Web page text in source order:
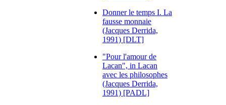
Donner le temps I. La
fausse monnaie
(Jacques Derrida,
1991) [DLT]
"Pour l'amour de
Lacan", in Lacan
avec les philosophes
(Jacques Derrida,
1991) [PADL]